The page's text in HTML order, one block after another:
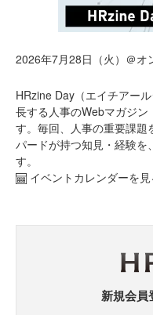
2026年7月28日（火）＠オ
HRzine Day（エイチアー
長する人事のWebマガジ
す。毎回、人事の重要課題
パードが持つ知見・経験を
す。
イベントカレンダーを見
新規会員